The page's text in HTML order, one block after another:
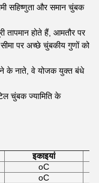
सहिष्णुता और समान चुंबक
तापमान होते हैं, आमतौर पर
पर अच्छे चुंबकीय गुणों को
के नाते, वे योजक युक्त बंधे
चुंबक ज्यामिति के
इकाइयां
oC
oC